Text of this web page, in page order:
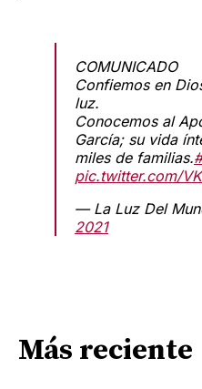
COMUNICADO
Confiemos en
luz.
Conocemos al
García; su vida
miles de familias.
pic.twitter.com/
— La Luz Del
2021
Más reciente